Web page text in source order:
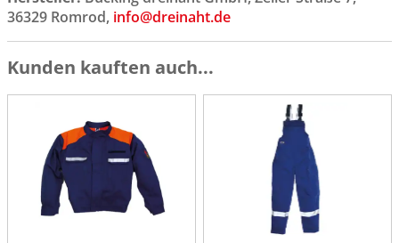
36329 Romrod, info@dreinaht.de
Kunden kauften auch...